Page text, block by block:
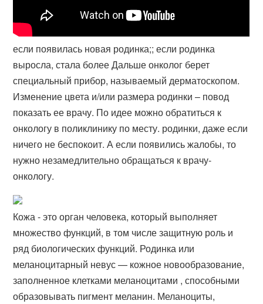
если появилась новая родинка;; если родинка
выросла, стала более Дальше онколог берет
специальный прибор, называемый дерматоскопом.
Изменение цвета и/или размера родинки – повод
показать ее врачу. По идее можно обратиться к
онкологу в поликлинику по месту. родинки, даже если
ничего не беспокоит. А если появились жалобы, то
нужно незамедлительно обращаться к врачу-
онкологу.
Кожа - это орган человека, который выполняет
множество функций, в том числе защитную роль и
ряд биологических функций. Родинка или
меланоцитарный невус — кожное новообразование,
заполненное клетками меланоцитами , способными
образовывать пигмент меланин. Меланоциты,